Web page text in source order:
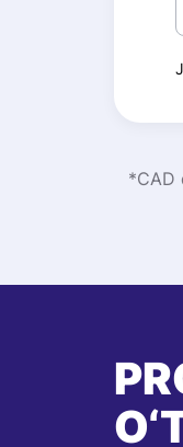
*CAD